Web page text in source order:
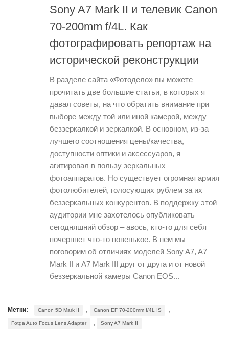
Sony A7 Mark II и телевик Canon
70-200mm f/4L. Как
фотографировать репортаж на
исторической реконструкции
В разделе сайта «Фотодело» вы можете
прочитать две большие статьи, в которых я
давал советы, на что обратить внимание при
выборе между той или иной камерой, между
беззеркалкой и зеркалкой. В основном, из-за
лучшего соотношения цены/качества,
доступности оптики и аксессуаров, я
агитировал в пользу зеркальных
фотоаппаратов. Но существует огромная армия
фотолюбителей, голосующих рублем за их
беззеркальных конкурентов. В поддержку этой
аудитории мне захотелось опубликовать
сегодняшний обзор – авось, кто-то для себя
почерпнет что-то новенькое. В нем мы
поговорим об отличиях моделей Sony A7, A7
Mark II и A7 Mark III друг от друга и от новой
беззеркальной камеры Canon EOS...
Метки: Canon 5D Mark II , Canon EF 70-200mm f/4L IS ,
Fotga Auto Focus Lens Adapter , Sony A7 Mark II